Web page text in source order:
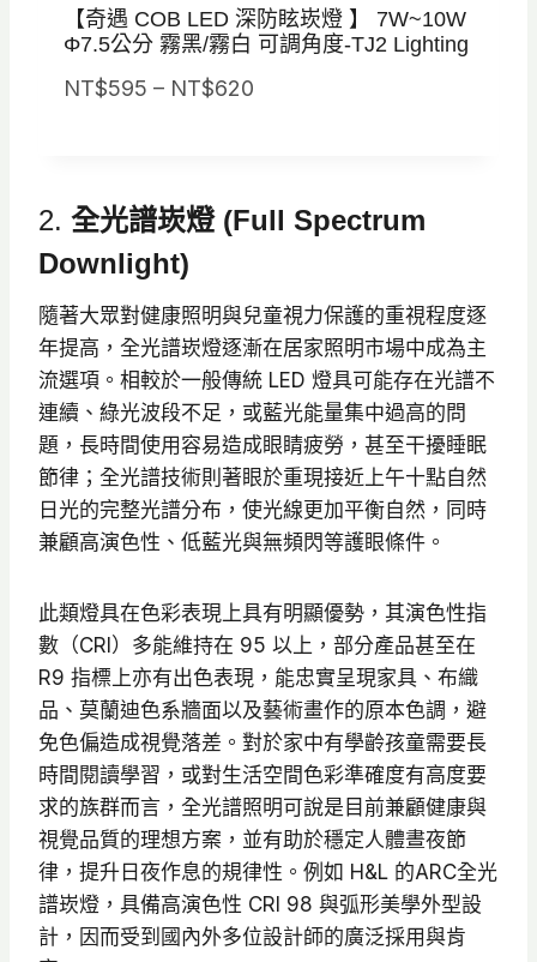
0
【奇遇 COB LED 深防眩崁燈 】 7W~10W
Φ7.5公分 霧黑/霧白 可調角度-TJ2 Lighting
NT$595 – NT$620價
：
$
5
9
5
到
N
T
$
2
0
2. 全光譜崁燈 (Full Spectrum
Downlight)
隨著大眾對健康照明與兒童視力保護的重視程度逐
年提高，全光譜崁燈逐漸在居家照明市場中成為主
流選項。相較於一般傳統 LED 燈具可能存在光譜不
連續、綠光波段不足，或藍光能量集中過高的問
題，長時間使用容易造成眼睛疲勞，甚至干擾睡眠
節律；全光譜技術則著眼於重現接近上午十點自然
日光的完整光譜分布，使光線更加平衡自然，同時
兼顧高演色性、低藍光與無頻閃等護眼條件。
此類燈具在色彩表現上具有明顯優勢，其演色性指
數（CRI）多能維持在 95 以上，部分產品甚至在
R9 指標上亦有出色表現，能忠實呈現家具、布織
品、莫蘭迪色系牆面以及藝術畫作的原本色調，避
免色偏造成視覺落差。對於家中有學齡孩童需要長
時間閱讀學習，或對生活空間色彩準確度有高度要
求的族群而言，全光譜照明可說是目前兼顧健康與
視覺品質的理想方案，並有助於穩定人體晝夜節
律，提升日夜作息的規律性。例如 H&L 的ARC全光
譜崁燈，具備高演色性 CRI 98 與弧形美學外型設
計，因而受到國內外多位設計師的廣泛採用與肯